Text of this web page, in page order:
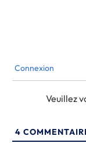
Connexion
Veuillez
4